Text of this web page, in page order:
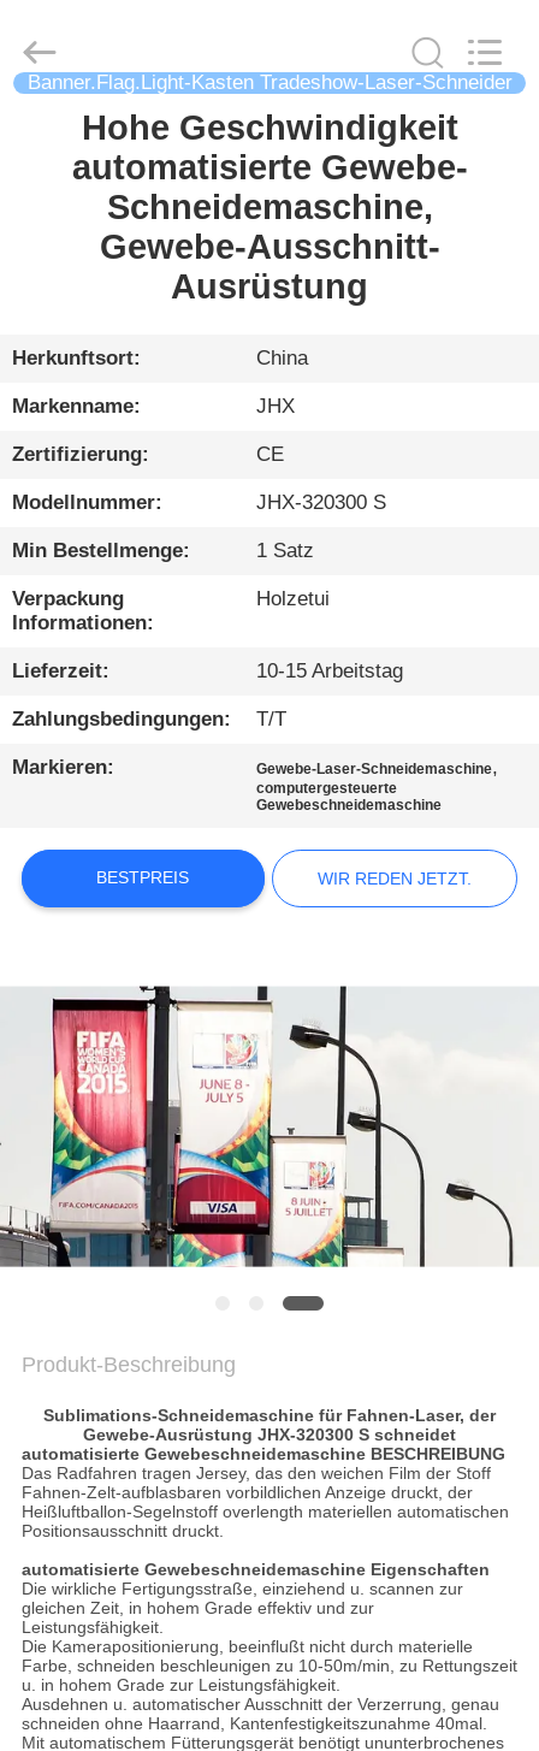
HEIM
PRODUKTE
WERKSBESICHTIGUNG
QUALITÄTSKONTROLLE
KONTAKTIEREN
SIE
UNS
WIR
JETZT.
SITEMAP
PRIVACY
POLICY
Co.,Ltd.
Rights
Reserved.
Banner.Flag.Light-Kasten Tradeshow-Laser-Schneider
Hohe Geschwindigkeit
automatisierte Gewebe-
Schneidemaschine,
Gewebe-Ausschnitt-
Ausrüstung
Herkunftsort: China
Markenname: JHX
Zertifizierung: CE
Modellnummer: JHX-320300 S
Min Bestellmenge: 1 Satz
Verpackung
Informationen:
Holzetui
Lieferzeit: 10-15 Arbeitstag
Zahlungsbedingungen: T/T
Markieren: Gewebe-Laser-Schneidemaschine,
computergesteuerte
Gewebeschneidemaschine
BESTPREIS WIR REDEN JETZT.
Produkt-Beschreibung
Sublimations-Schneidemaschine für Fahnen-Laser, der
Gewebe-Ausrüstung JHX-320300 S schneidet
automatisierte Gewebeschneidemaschine BESCHREIBUNG
Das Radfahren tragen Jersey, das den weichen Film der Stoff
Fahnen-Zelt-aufblasbaren vorbildlichen Anzeige druckt, der
Heißluftballon-Segelnstoff overlength materiellen automatischen
Positionsausschnitt druckt.
automatisierte Gewebeschneidemaschine Eigenschaften
Die wirkliche Fertigungsstraße, einziehend u. scannen zur
gleichen Zeit, in hohem Grade effektiv und zur
Leistungsfähigkeit.
Die Kamerapositionierung, beeinflußt nicht durch materielle
Farbe, schneiden beschleunigen zu 10-50m/min, zu Rettungszeit
u. in hohem Grade zur Leistungsfähigkeit.
Ausdehnen u. automatischer Ausschnitt der Verzerrung, genau
schneiden ohne Haarrand, Kantenfestigkeitszunahme 40mal.
Mit automatischem Fütterungsgerät benötigt ununterbrochenes